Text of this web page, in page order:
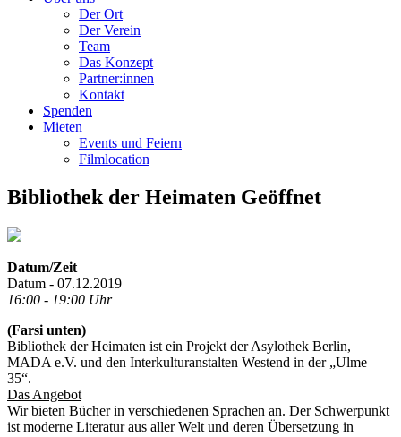
Der Ort
Der Verein
Team
Das Konzept
Partner:innen
Kontakt
Spenden
Mieten
Events und Feiern
Filmlocation
Bibliothek der Heimaten Geöffnet
Datum/Zeit
Datum - 07.12.2019
16:00 - 19:00 Uhr
(Farsi unten)
Bibliothek der Heimaten ist ein Projekt der Asylothek Berlin,
MADA e.V. und den Interkulturanstalten Westend in der „Ulme
35“.
Das Angebot
Wir bieten Bücher in verschiedenen Sprachen an. Der Schwerpunkt
ist moderne Literatur aus aller Welt und deren Übersetzung in